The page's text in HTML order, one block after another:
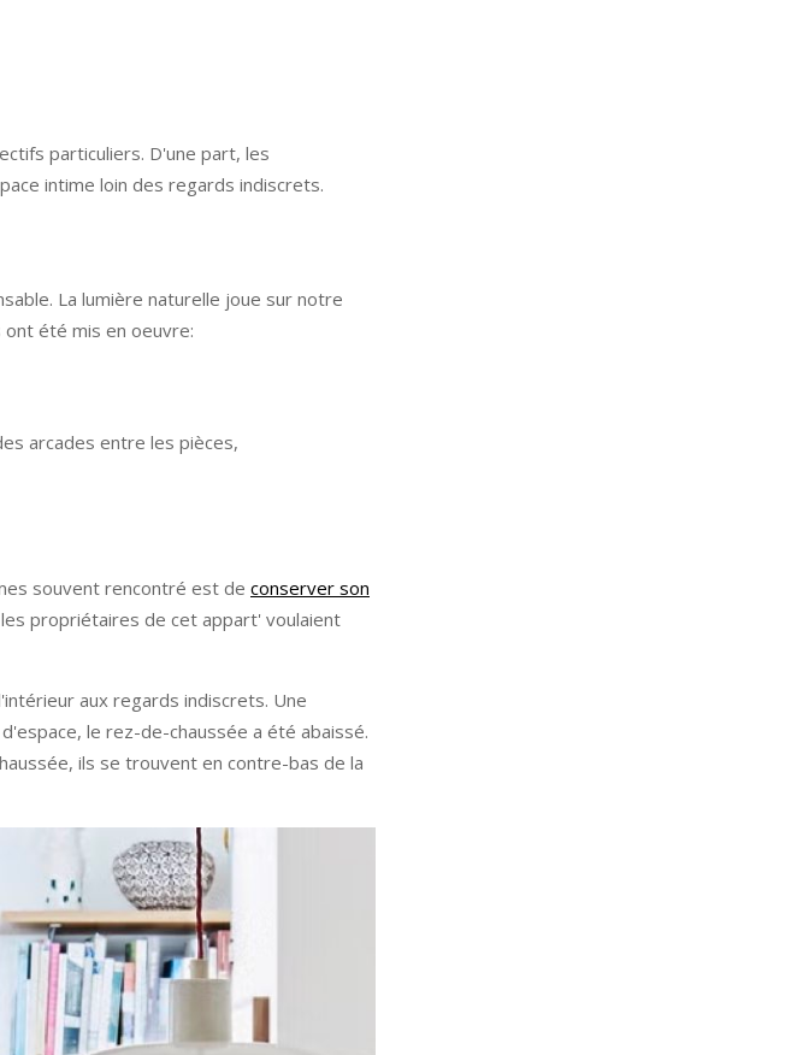
particuliers. D'une part, les
intime loin des regards indiscrets.
La lumière naturelle joue sur notre
été mis en oeuvre:
arcades entre les pièces,
souvent rencontré est de conserver son
propriétaires de cet appart' voulaient
aux regards indiscrets. Une
le rez-de-chaussée a été abaissé.
ils se trouvent en contre-bas de la